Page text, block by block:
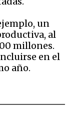
un
al
millones.
en el
año.